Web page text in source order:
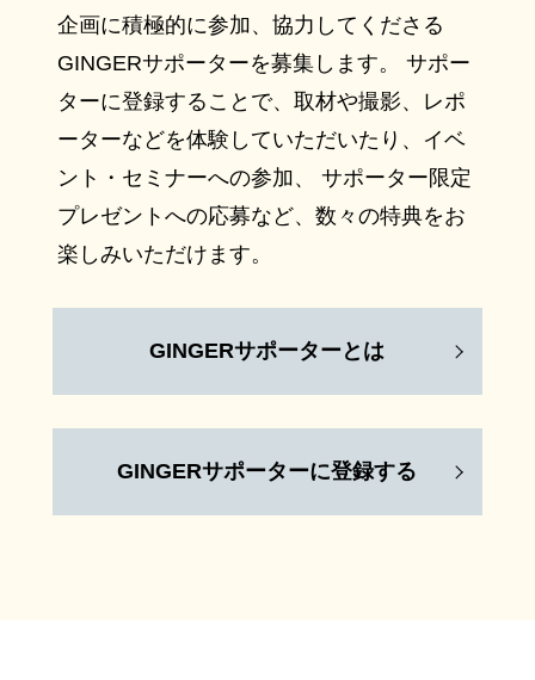
企画に積極的に参加、協力してくださる
GINGERサポーターを募集します。 サポー
ターに登録することで、取材や撮影、レポ
ーターなどを体験していただいたり、イベ
ント・セミナーへの参加、 サポーター限定
プレゼントへの応募など、数々の特典をお
楽しみいただけます。
GINGERサポーターとは
GINGERサポーターに登録する